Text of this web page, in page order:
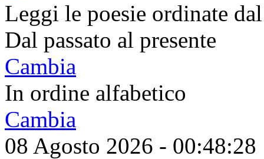
Leggi le poesie ordinate
Dal passato al presente
Cambia
In ordine alfabetico
Cambia
08 Agosto 2026 - 00:48:28